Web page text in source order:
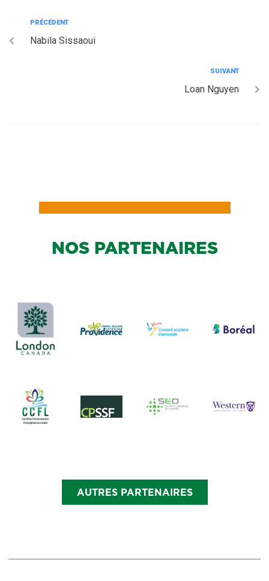
PRÉCÉDENT
Nabila Sissaoui
SUIVANT
Loan Nguyen
NOS PARTENAIRES
AUTRES PARTENAIRES